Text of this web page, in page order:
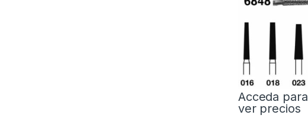
Acceda para
ver precios